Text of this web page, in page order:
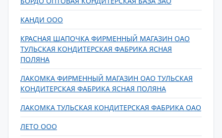
КАНДИ ООО
КРАСНАЯ ШАПОЧКА ФИРМЕННЫЙ МАГАЗИН ОАО
ТУЛЬСКАЯ КОНДИТЕРСКАЯ ФАБРИКА ЯСНАЯ
ПОЛЯНА
ЛАКОМКА ФИРМЕННЫЙ МАГАЗИН ОАО ТУЛЬСКАЯ
КОНДИТЕРСКАЯ ФАБРИКА ЯСНАЯ ПОЛЯНА
ЛАКОМКА ТУЛЬСКАЯ КОНДИТЕРСКАЯ ФАБРИКА ОАО
ЛЕТО ООО